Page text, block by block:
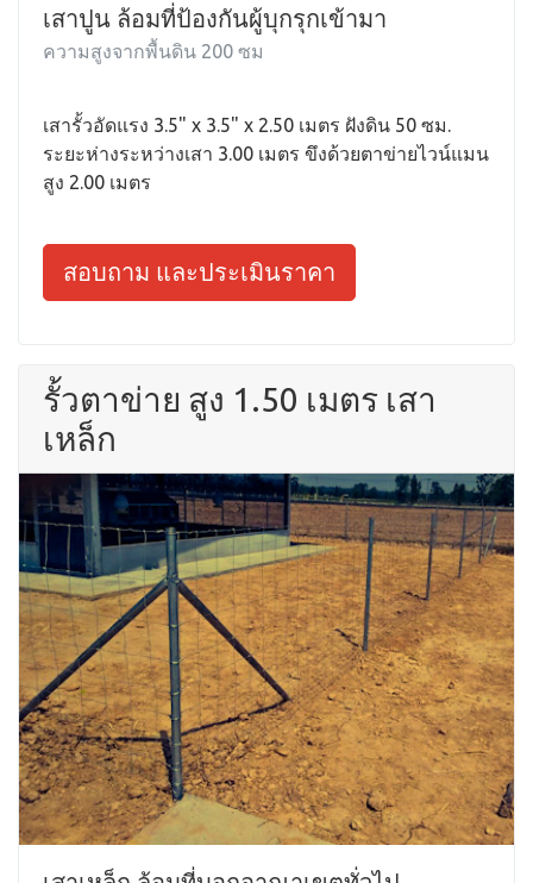
เสาปูน ล้อมที่ป้องกันผู้บุกรุกเข้ามา
ความสูงจากพื้นดิน 200 ซม
เสารั้วอัดแรง 3.5" x 3.5" x 2.50 เมตร ฝังดิน 50 ซม.
ระยะห่างระหว่างเสา 3.00 เมตร ขึงด้วยตาข่ายไวน์แมน
สูง 2.00 เมตร
สอบถาม และประเมินราคา
รั้วตาข่าย สูง 1.50 เมตร เสา
เหล็ก